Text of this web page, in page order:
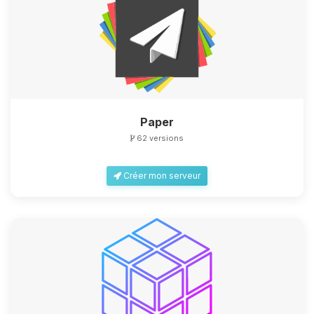
Paper
62 versions
Créer mon serveur